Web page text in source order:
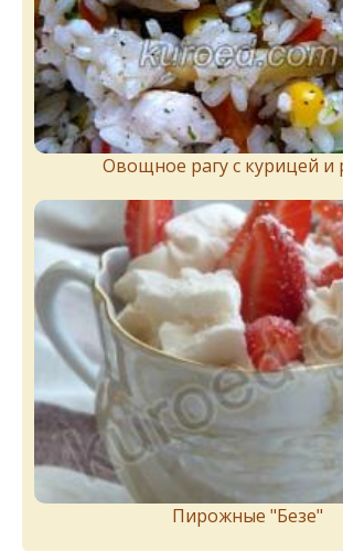
Овощное рагу с курицей и
Пирожныe "Бeзe"